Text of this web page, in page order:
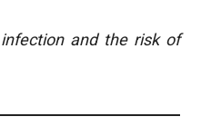
and the risk of